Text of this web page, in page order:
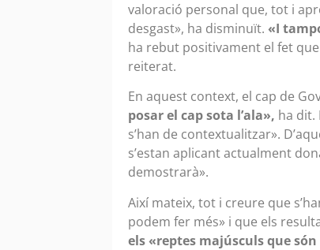
valoració personal que, tot i
desgast», ha disminuït. «I
ha rebut positivament el fet
reiterat.
En aquest context, el cap de
posar el cap sota l’ala», ha dit.
s’han de contextualitzar».
s’estan aplicant actualment
demostrarà».
Així mateix, tot i creure que
podem fer més» i que els
els «reptes majúsculs que